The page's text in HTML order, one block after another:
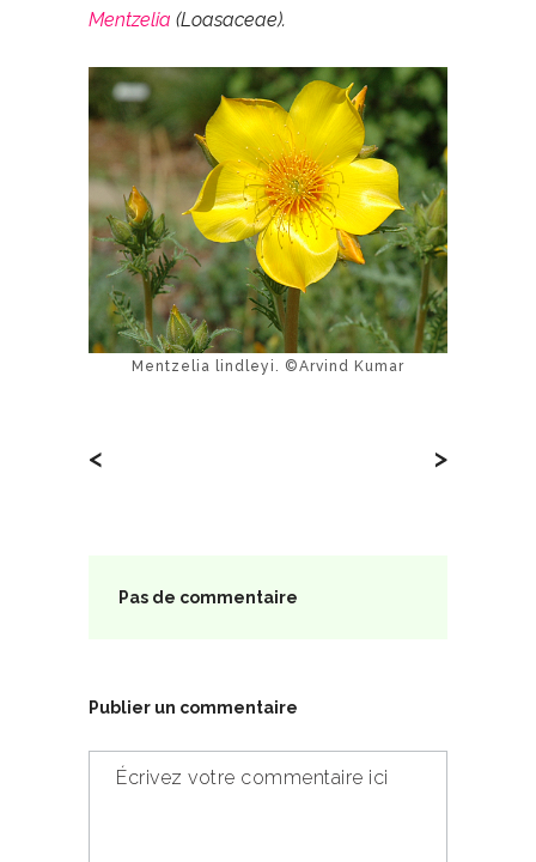
Mentzelia (Loasaceae).
Mentzelia lindleyi. ©Arvind Kumar
< >
Pas de commentaire
Publier un commentaire